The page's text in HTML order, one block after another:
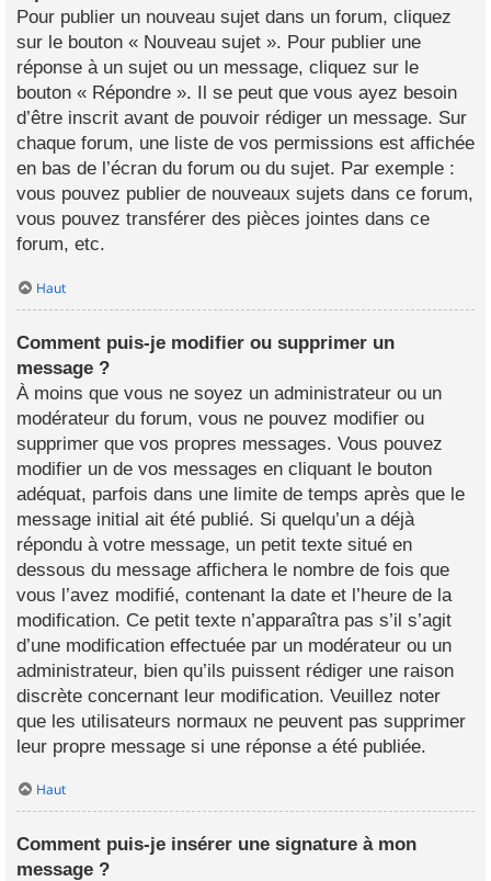
Pour publier un nouveau sujet dans un forum, cliquez
sur le bouton « Nouveau sujet ». Pour publier une
réponse à un sujet ou un message, cliquez sur le
bouton « Répondre ». Il se peut que vous ayez besoin
d’être inscrit avant de pouvoir rédiger un message. Sur
chaque forum, une liste de vos permissions est affichée
en bas de l’écran du forum ou du sujet. Par exemple :
vous pouvez publier de nouveaux sujets dans ce forum,
vous pouvez transférer des pièces jointes dans ce
forum, etc.
Haut
Comment puis-je modifier ou supprimer un
message ?
À moins que vous ne soyez un administrateur ou un
modérateur du forum, vous ne pouvez modifier ou
supprimer que vos propres messages. Vous pouvez
modifier un de vos messages en cliquant le bouton
adéquat, parfois dans une limite de temps après que le
message initial ait été publié. Si quelqu’un a déjà
répondu à votre message, un petit texte situé en
dessous du message affichera le nombre de fois que
vous l’avez modifié, contenant la date et l’heure de la
modification. Ce petit texte n’apparaîtra pas s’il s’agit
d’une modification effectuée par un modérateur ou un
administrateur, bien qu’ils puissent rédiger une raison
discrète concernant leur modification. Veuillez noter
que les utilisateurs normaux ne peuvent pas supprimer
leur propre message si une réponse a été publiée.
Haut
Comment puis-je insérer une signature à mon
message ?